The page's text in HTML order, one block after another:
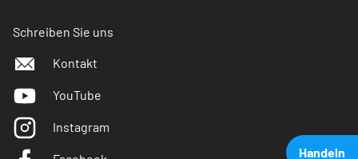
Handeln
Schreiben Sie uns
Kontakt
YouTube
Instagram